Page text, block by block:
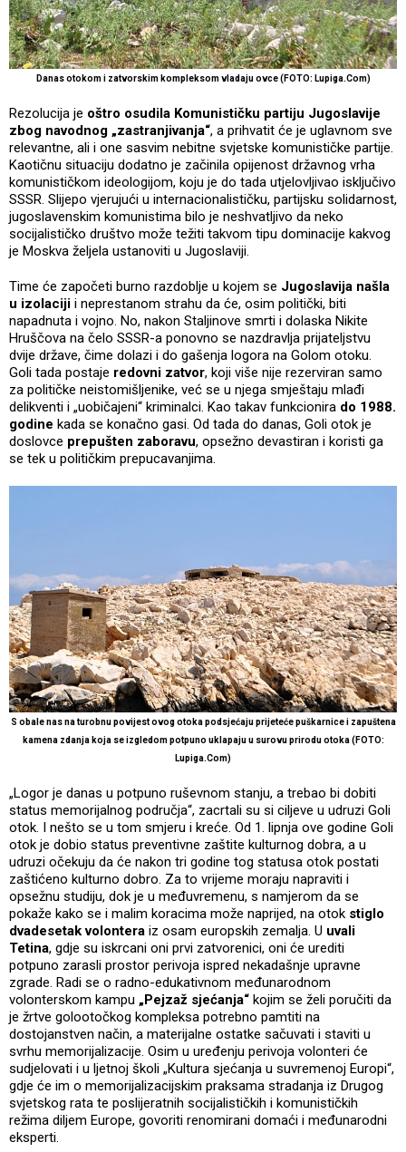
Danas otokom i zatvorskim kompleksom vladaju ovce (FOTO: Lupiga.Com)
Rezolucija je oštro osudila Komunističku partiju Jugoslavije
zbog navodnog „zastranjivanja“, a prihvatit će je uglavnom sve
relevantne, ali i one sasvim nebitne svjetske komunističke partije.
Kaotičnu situaciju dodatno je začinila opijenost državnog vrha
komunističkom ideologijom, koju je do tada utjelovljivao isključivo
SSSR. Slijepo vjerujući u internacionalističku, partijsku solidarnost,
jugoslavenskim komunistima bilo je neshvatljivo da neko
socijalističko društvo može težiti takvom tipu dominacije kakvog
je Moskva željela ustanoviti u Jugoslaviji.
Time će započeti burno razdoblje u kojem se Jugoslavija našla
u izolaciji i neprestanom strahu da će, osim politički, biti
napadnuta i vojno. No, nakon Staljinove smrti i dolaska Nikite
Hruščova na čelo SSSR-a ponovno se nazdravlja prijateljstvu
dvije države, čime dolazi i do gašenja logora na Golom otoku.
Goli tada postaje redovni zatvor, koji više nije rezerviran samo
za političke neistomišljenike, već se u njega smještaju mlađi
delikventi i „uobičajeni“ kriminalci. Kao takav funkcionira do 1988.
godine kada se konačno gasi. Od tada do danas, Goli otok je
doslovce prepušten zaboravu, opsežno devastiran i koristi ga
se tek u političkim prepucavanjima.
S obale nas na turobnu povijest ovog otoka podsjećaju prijeteće puškarnice i zapuštena
kamena zdanja koja se izgledom potpuno uklapaju u surovu prirodu otoka (FOTO:
Lupiga.Com)
„Logor je danas u potpuno ruševnom stanju, a trebao bi dobiti
status memorijalnog područja“, zacrtali su si ciljeve u udruzi Goli
otok. I nešto se u tom smjeru i kreće. Od 1. lipnja ove godine Goli
otok je dobio status preventivne zaštite kulturnog dobra, a u
udruzi očekuju da će nakon tri godine tog statusa otok postati
zaštićeno kulturno dobro. Za to vrijeme moraju napraviti i
opsežnu studiju, dok je u međuvremenu, s namjerom da se
pokaže kako se i malim koracima može naprijed, na otok stiglo
dvadesetak volontera iz osam europskih zemalja. U uvali
Tetina, gdje su iskrcani oni prvi zatvorenici, oni će urediti
potpuno zarasli prostor perivoja ispred nekadašnje upravne
zgrade. Radi se o radno-edukativnom međunarodnom
volonterskom kampu „Pejzaž sjećanja“ kojim se želi poručiti da
je žrtve golootočkog kompleksa potrebno pamtiti na
dostojanstven način, a materijalne ostatke sačuvati i staviti u
svrhu memorijalizacije. Osim u uređenju perivoja volonteri će
sudjelovati i u ljetnoj školi „Kultura sjećanja u suvremenoj Europi“,
gdje će im o memorijalizacijskim praksama stradanja iz Drugog
svjetskog rata te poslijeratnih socijalističkih i komunističkih
režima diljem Europe, govoriti renomirani domaći i međunarodni
eksperti.